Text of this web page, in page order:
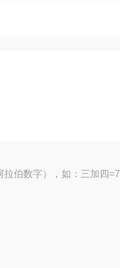
伯数字），如：三加四=7